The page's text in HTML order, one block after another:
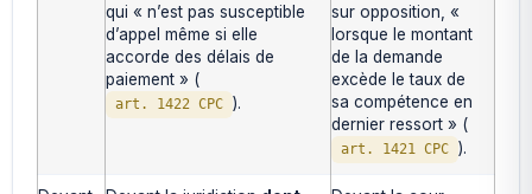
qui « n’est pas susceptible
d’appel même si elle
accorde des délais de
paiement » (
art. 1422 CPC ).
sur opposition, «
lorsque le montant
de la demande
excède le taux de
sa compétence en
dernier ressort » (
art. 1421 CPC ).